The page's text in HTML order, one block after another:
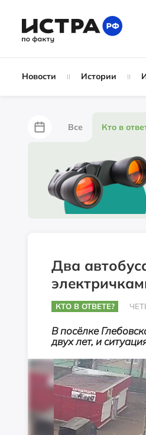
Новости Истории
Все Кто в
Не
Партнёрский
Два
КТО В ОТВЕТЕ?
В посёлке
двух лет, и